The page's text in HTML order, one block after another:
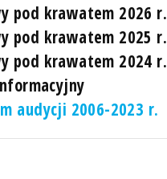
pod krawatem 2026 r.
pod krawatem 2025 r.
pod krawatem 2024 r.
audycji 2006-2023 r.